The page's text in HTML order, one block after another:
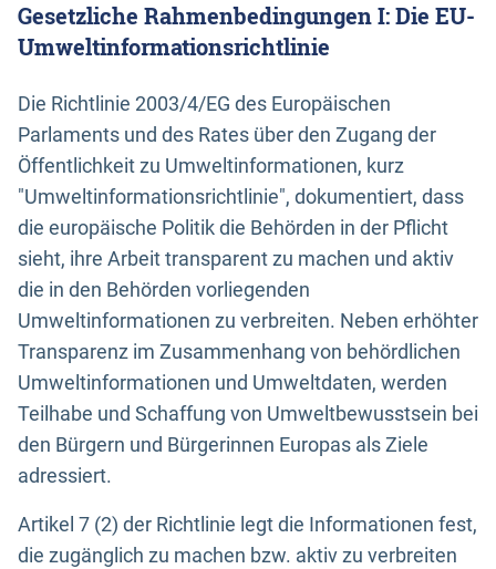
Gesetzliche Rahmenbedingungen I: Die EU-
Umweltinformationsrichtlinie
Die Richtlinie 2003/4/EG des Europäischen
Parlaments und des Rates über den Zugang der
Öffentlichkeit zu Umweltinformationen, kurz
"Umweltinformationsrichtlinie", dokumentiert, dass
die europäische Politik die Behörden in der Pflicht
sieht, ihre Arbeit transparent zu machen und aktiv
die in den Behörden vorliegenden
Umweltinformationen zu verbreiten. Neben erhöhter
Transparenz im Zusammenhang von behördlichen
Umweltinformationen und Umweltdaten, werden
Teilhabe und Schaffung von Umweltbewusstsein bei
den Bürgern und Bürgerinnen Europas als Ziele
adressiert.
Artikel 7 (2) der Richtlinie legt die Informationen fest,
die zugänglich zu machen bzw. aktiv zu verbreiten